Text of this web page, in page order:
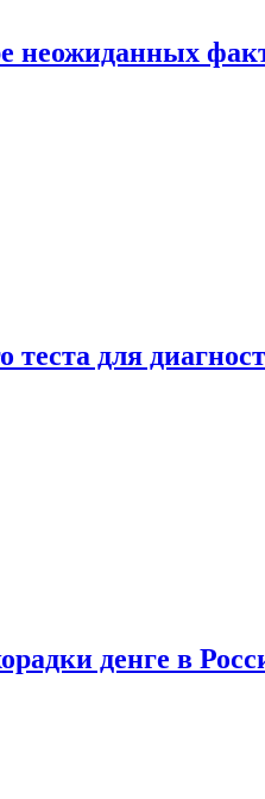
теста для
денге в